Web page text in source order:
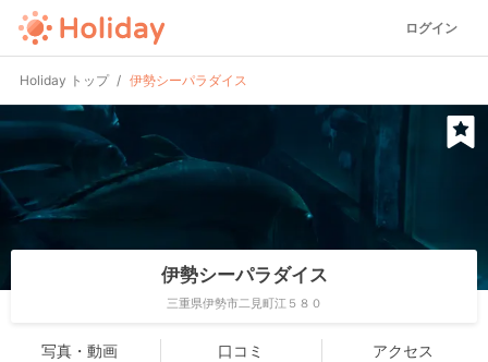
ログイン
Holiday トップ 伊勢シーパラダイス
伊勢シーパラダイス
三重県伊勢市二見町江５８０
写真・動画 口コミ アクセス